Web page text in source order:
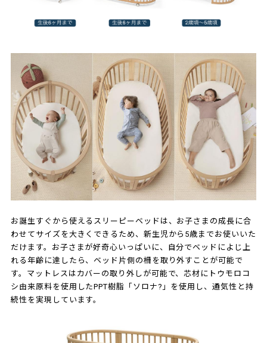
お誕生すぐから使えるスリーピーベッドは、お子さまの成長に合
わせてサイズを大きくできるため、新生児から5歳までお使いいた
だけます。お子さまが好奇心いっぱいに、自分でベッドによじ上
れる年齢に達したら、ベッド片側の柵を取り外すことが可能で
す。マットレスはカバーの取り外しが可能で、芯材にトウモロコ
シ由来原料を使用したPPT樹脂「ソロナ?」を使用し、通気性と持
続性を実現しています。